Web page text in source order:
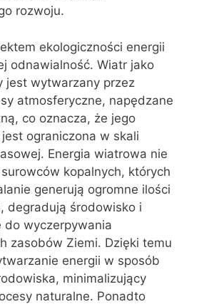
rozwoju.
ekologiczności energii
odnawialność. Wiatr jako
jest wytwarzany przez
atmosferyczne, napędzane
co oznacza, że jego
ograniczona w skali
Energia wiatrowa nie
kopalnych, których
generują ogromne ilości
degradują środowisko i
do wyczerpywania
zasobów Ziemi. Dzięki temu
energii w sposób
minimalizujący
naturalne. Ponadto